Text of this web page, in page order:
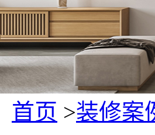
首页 >装修案